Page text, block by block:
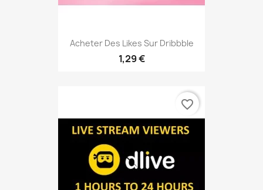
Acheter Des Likes Sur Dribbble
1,29 €
favorite_border